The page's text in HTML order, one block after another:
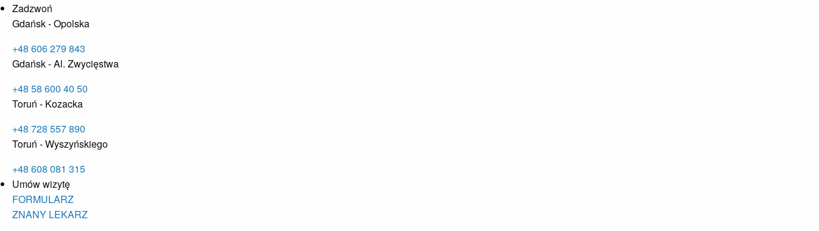
Zadzwoń
Gdańsk - Opolska
+48 606 279 843
Gdańsk - Al. Zwycięstwa
+48 58 600 40 50
Toruń - Kozacka
+48 728 557 890
Toruń - Wyszyńskiego
+48 608 081 315
Umów wizytę
FORMULARZ
ZNANY LEKARZ